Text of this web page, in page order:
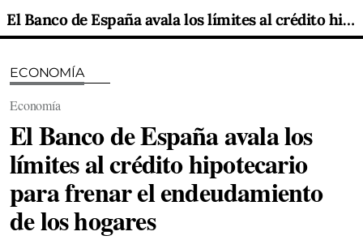
El Banco de España avala los límites al crédito hipotecario para frenar el endeudamiento de los hogares
ECONOMÍA
Economía
El Banco de España avala los
límites al crédito hipotecario
para frenar el endeudamiento
de los hogares